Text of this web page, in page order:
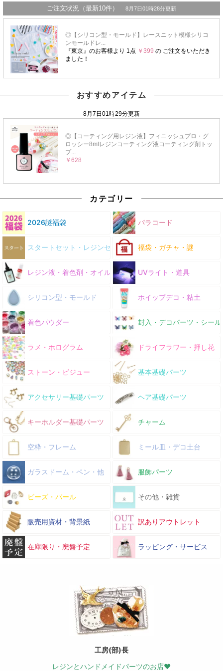
おすすめアイテム
カテゴリー
2026謎福袋 パラコード
スタートセット・レジンセット 福袋・ガチャ・謎
レジン液・着色剤・オイル UVライト・道具
シリコン型・モールド ホイップデコ・粘土
着色パウダー 封入・デコパーツ・シール
ラメ・ホログラム ドライフラワー・押し花
ストーン・ビジュー 基本基礎パーツ
アクセサリー基礎パーツ ヘア基礎パーツ
キーホルダー基礎パーツ チャーム
空枠・フレーム ミール皿・デコ土台
ガラスドーム・ペン・他 服飾パーツ
ビーズ・パール その他・雑貨
販売用資材・背景紙 訳ありアウトレット
在庫限り・廃盤予定 ラッピング・サービス
工房(部)長
レジンとハンドメイドパーツのお店♥